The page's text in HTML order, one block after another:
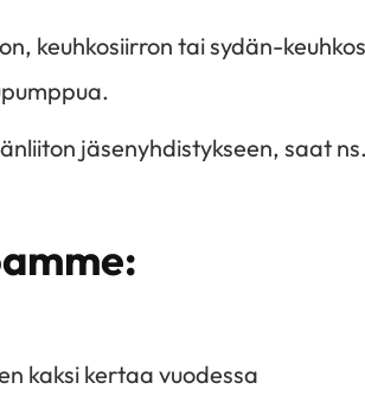
keuhkosiirron tai sydän-
jäsenyhdistykseen, saat
kaksi kertaa vuodessa